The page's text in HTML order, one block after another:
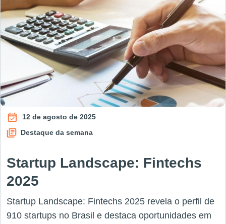
12 de agosto de 2025
Destaque da semana
Startup Landscape: Fintechs
2025
Startup Landscape: Fintechs 2025 revela o perfil de
910 startups no Brasil e destaca oportunidades em